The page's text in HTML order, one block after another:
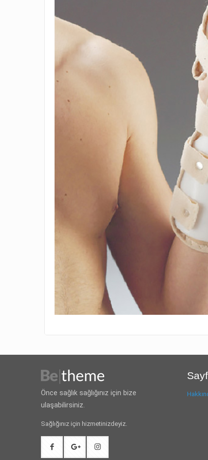
Önce sağlık sağlığınız için bize
ulaşabilirsiniz.
Sağlığınız için hizmetinizdeyiz.